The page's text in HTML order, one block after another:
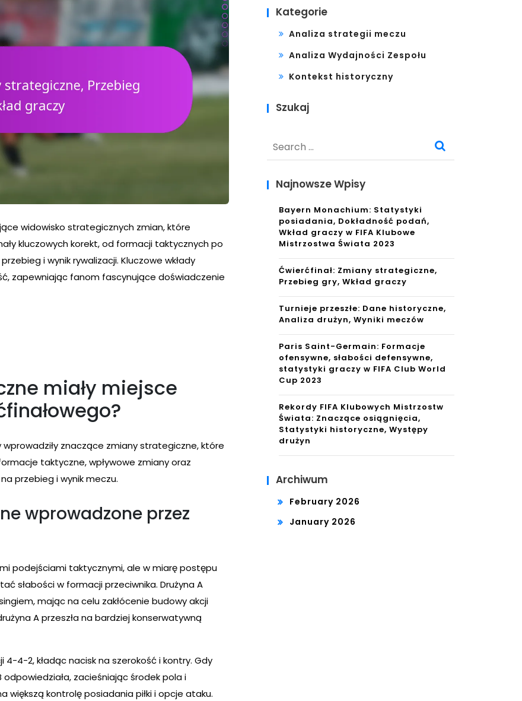
widowisko strategicznych zmian, które
kluczowych korekt, od formacji taktycznych po
i wynik rywalizacji. Kluczowe wkłady
zapewniając fanom fascynujące doświadczenie
miały miejsce
znaczące zmiany strategiczne, które
taktyczne, wpływowe zmiany oraz
przebieg i wynik meczu.
wprowadzone przez
podejściami taktycznymi, ale w miarę postępu
słabości w formacji przeciwnika. Drużyna A
mając na celu zakłócenie budowy akcji
A przeszła na bardziej konserwatywną
4-4-2, kładąc nacisk na szerokość i kontry. Gdy
zacieśniając środek pola i
kontrolę posiadania piłki i opcje ataku.
Kategorie
Analiza strategii meczu
Analiza Wydajności Zespołu
Kontekst historyczny
Szukaj
for:
Najnowsze Wpisy
Bayern Monachium: Statystyki
posiadania, Dokładność podań,
Wkład graczy w FIFA Klubowe
Mistrzostwa Świata 2023
Ćwierćfinał: Zmiany strategiczne,
Przebieg gry, Wkład graczy
Turnieje przeszłe: Dane historyczne,
Analiza drużyn, Wyniki meczów
Paris Saint-Germain: Formacje
ofensywne, słabości defensywne,
statystyki graczy w FIFA Club World
Cup 2023
Rekordy FIFA Klubowych Mistrzostw
Świata: Znaczące osiągnięcia,
Statystyki historyczne, Występy
drużyn
Archiwum
February 2026
January 2026